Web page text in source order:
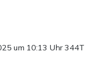
um 10:13 Uhr344T